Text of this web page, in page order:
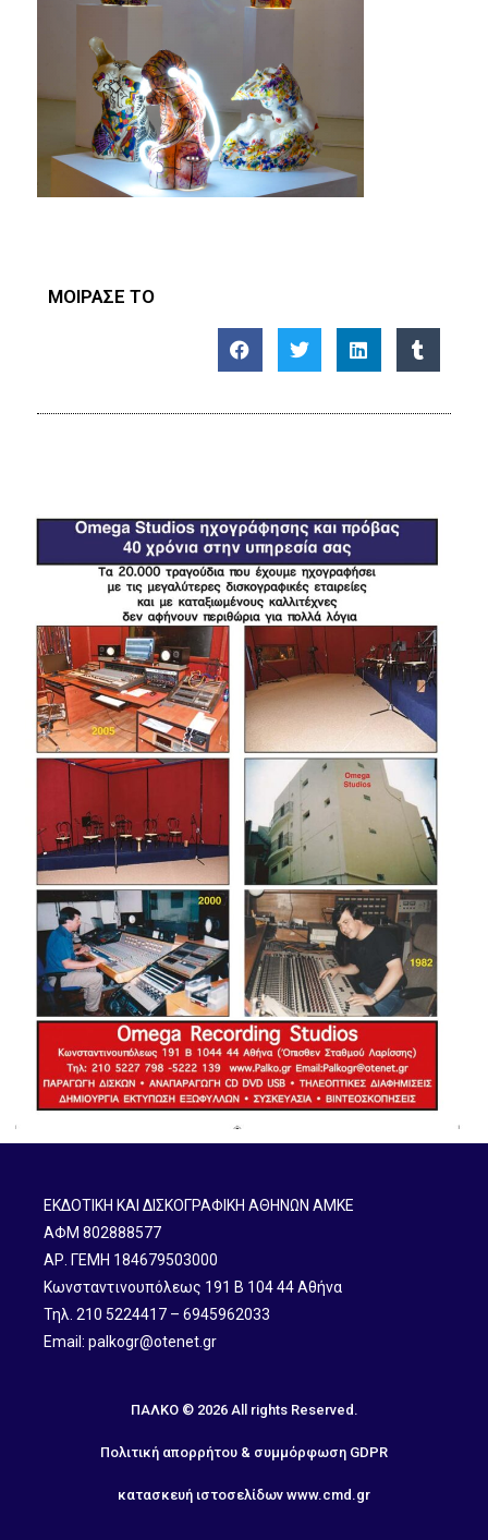
ΜΟΙΡΑΣΕ ΤΟ
ΕΚΔΟΤΙΚΗ ΚΑΙ ΔΙΣΚΟΓΡΑΦΙΚΗ ΑΘΗΝΩΝ ΑΜΚΕ
ΑΦΜ 802888577
ΑΡ. ΓΕΜΗ 184679503000
Κωνσταντινουπόλεως 191 B 104 44 Αθήνα
Τηλ. 210 5224417 – 6945962033
Email: palkogr@otenet.gr
ΠΑΛΚΟ © 2026 All rights Reserved.
Πολιτική απορρήτου & συμμόρφωση GDPR
κατασκευή ιστοσελίδων www.cmd.gr